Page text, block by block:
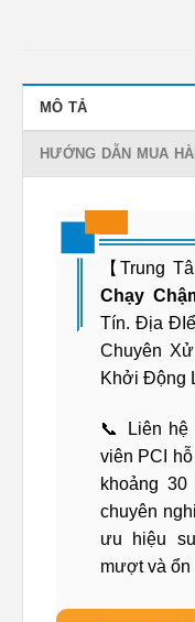
MÔ TẢ
HƯỚNG DẪN MUA
【Trung
Chạy
Tín. Địa
Chuyên
Khởi Động
📞 Liên hệ
viên PCI
khoảng
chuyên
ưu hiệu
mượt và ổn